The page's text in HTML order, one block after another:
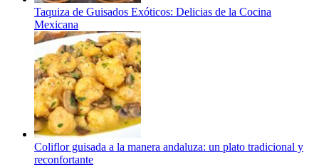
Taquiza de Guisados Exóticos: Delicias de la Cocina
Mexicana
Coliflor guisada a la manera andaluza: un plato tradicional y
reconfortante